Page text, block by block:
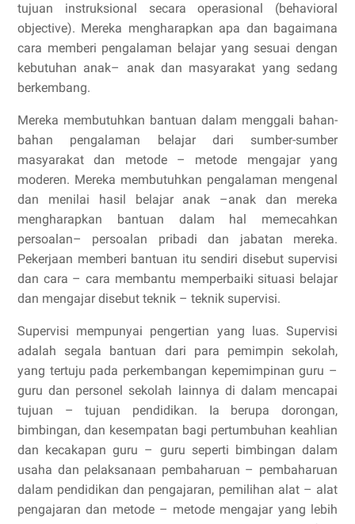
tujuan instruksional secara operasional (behavioral
objective). Mereka mengharapkan apa dan bagaimana
cara memberi pengalaman belajar yang sesuai dengan
kebutuhan anak– anak dan masyarakat yang sedang
berkembang.
Mereka membutuhkan bantuan dalam menggali bahan-
bahan pengalaman belajar dari sumber-sumber
masyarakat dan metode – metode mengajar yang
moderen. Mereka membutuhkan pengalaman mengenal
dan menilai hasil belajar anak –anak dan mereka
mengharapkan bantuan dalam hal memecahkan
persoalan– persoalan pribadi dan jabatan mereka.
Pekerjaan memberi bantuan itu sendiri disebut supervisi
dan cara – cara membantu memperbaiki situasi belajar
dan mengajar disebut teknik – teknik supervisi.
Supervisi mempunyai pengertian yang luas. Supervisi
adalah segala bantuan dari para pemimpin sekolah,
yang tertuju pada perkembangan kepemimpinan guru –
guru dan personel sekolah lainnya di dalam mencapai
tujuan – tujuan pendidikan. Ia berupa dorongan,
bimbingan, dan kesempatan bagi pertumbuhan keahlian
dan kecakapan guru – guru seperti bimbingan dalam
usaha dan pelaksanaan pembaharuan – pembaharuan
dalam pendidikan dan pengajaran, pemilihan alat – alat
pengajaran dan metode – metode mengajar yang lebih